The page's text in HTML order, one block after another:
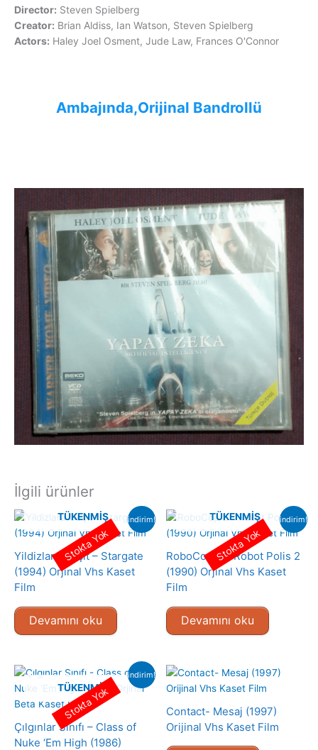
Director: Steven Spielberg
Creator: Brian Aldiss, Ian Watson, Steven Spielberg
Actors: Haley Joel Osment, Jude Law, Frances O'Connor
Ambajında,Orijinal Bandrollü
İlgili ürünler
indirim!
TÜKENMIŞ
Yildizlara Geçit – Stargate
(1994) Orjinal Vhs Kaset
Film
Devamını oku
Stokta Yok
indirim!
TÜKENMIŞ
RoboCop 2 – Robot Polis 2
(1990) Orjinal Vhs Kaset
Film
Devamını oku
Stokta Yok
indirim!
TÜKENMIŞ
Çılgınlar Sınıfı – Class of
Nuke ‘Em High (1986)
Stokta Yok
Contact- Mesaj (1997)
Orijinal Vhs Kaset Film